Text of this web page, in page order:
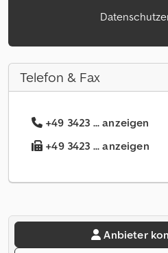
Telefon & Fax
+49 3423 ... anzeigen
+49 3423 ... anzeigen
Anbieter